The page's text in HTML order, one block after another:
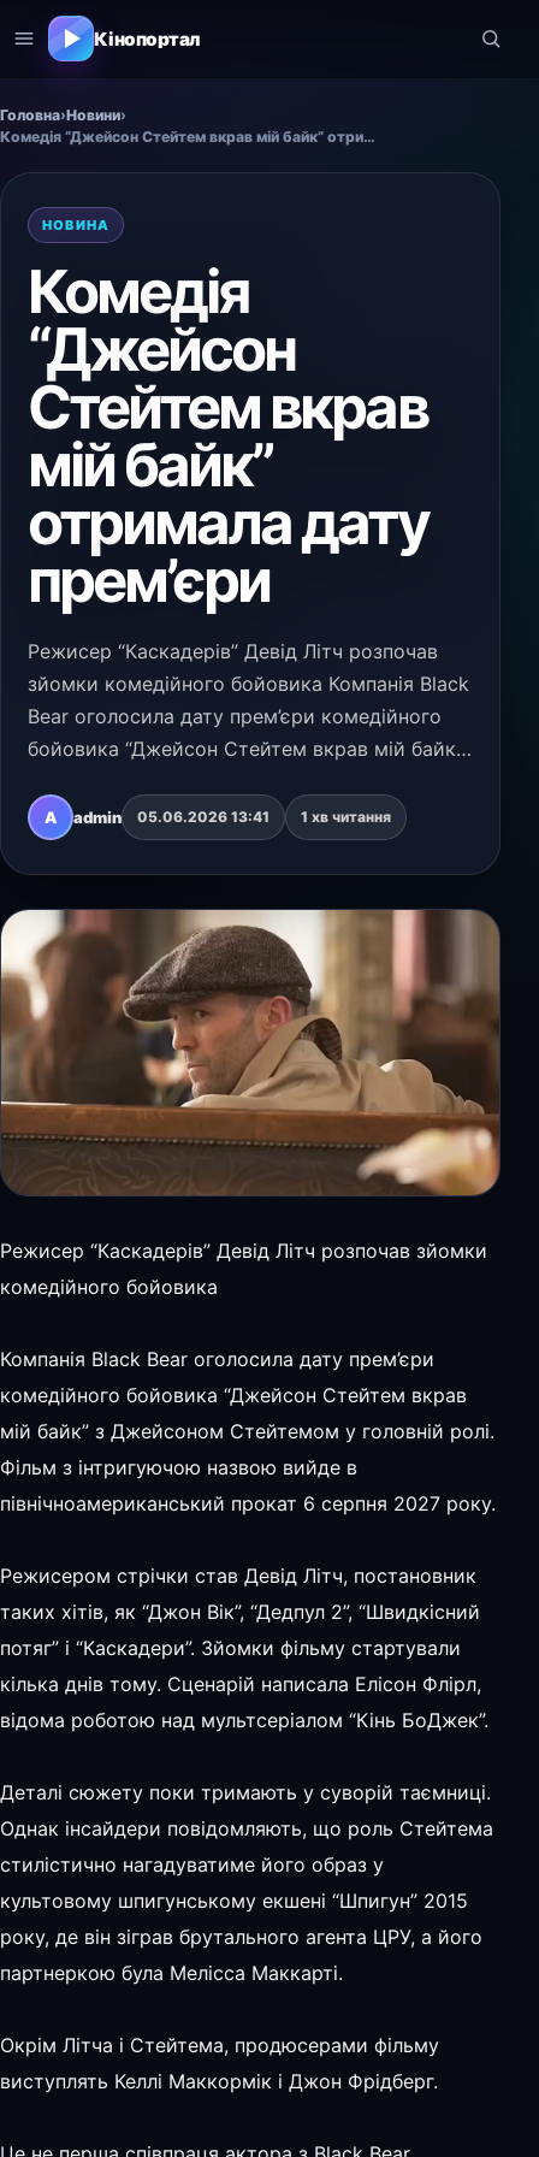
Кінопортал
Головна›Новини›
Комедія “Джейсон Стейтем вкрав мій байк” отримала дату прем’єри
НОВИНА
Комедія
“Джейсон
Стейтем вкрав
мій байк”
отримала дату
прем’єри
Режисер “Каскадерів” Девід Літч розпочав
зйомки комедійного бойовика Компанія Black
Bear оголосила дату прем’єри комедійного
бойовика “Джейсон Стейтем вкрав мій байк”
Фільм з інтригуючою назвою вийде в
північноамериканськ…
A admin 05.06.2026 13:41 1 хв читання
Режисер “Каскадерів” Девід Літч розпочав зйомки
комедійного бойовика
Компанія Black Bear оголосила дату прем’єри
комедійного бойовика “Джейсон Стейтем вкрав
мій байк” з Джейсоном Стейтемом у головній ролі.
Фільм з інтригуючою назвою вийде в
північноамериканський прокат 6 серпня 2027 року.
Режисером стрічки став Девід Літч, постановник
таких хітів, як “Джон Вік”, “Дедпул 2”, “Швидкісний
потяг” і “Каскадери”. Зйомки фільму стартували
кілька днів тому. Сценарій написала Елісон Флірл,
відома роботою над мультсеріалом “Кінь БоДжек”.
Деталі сюжету поки тримають у суворій таємниці.
Однак інсайдери повідомляють, що роль Стейтема
стилістично нагадуватиме його образ у
культовому шпигунському екшені “Шпигун” 2015
року, де він зіграв брутального агента ЦРУ, а його
партнеркою була Мелісса Маккарті.
Окрім Літча і Стейтема, продюсерами фільму
виступлять Келлі Маккормік і Джон Фрідберг.